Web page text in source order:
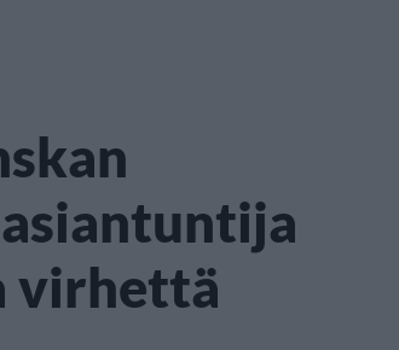
virhettä